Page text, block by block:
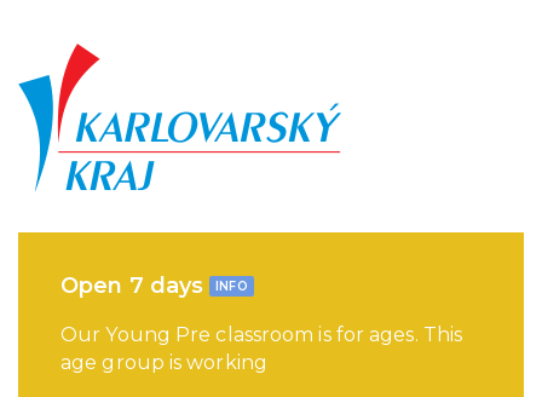
Open 7 days INFO
Our Young Pre classroom is for ages. This
age group is working